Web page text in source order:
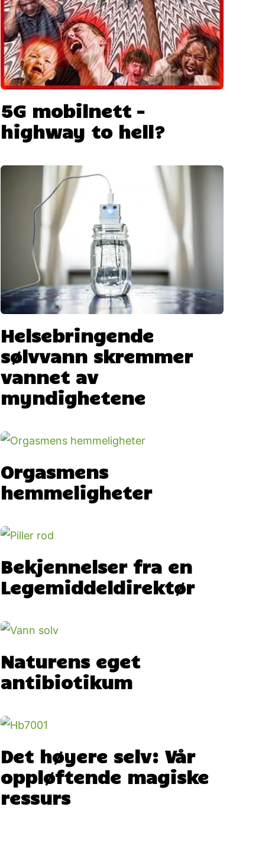
5G mobilnett –
highway to hell?
Helsebringende
sølvvann skremmer
vannet av
myndighetene
Orgasmens
hemmeligheter
Bekjennelser fra en
Legemiddeldirektør
Naturens eget
antibiotikum
Det høyere selv: Vår
oppløftende magiske
ressurs